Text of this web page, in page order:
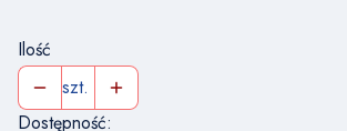
Ilość
szt.
Dostępność: